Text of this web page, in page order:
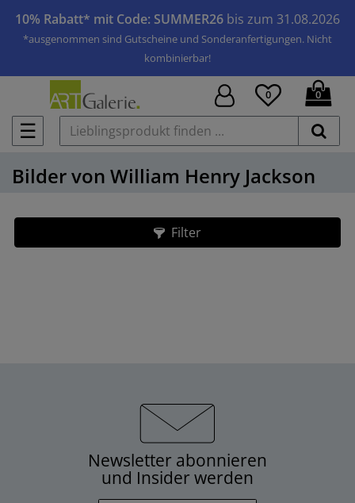
10% Rabatt* mit Code: SUMMER26 bis zum 31.08.2026
*ausgenommen sind Gutscheine und Sonderanfertigungen. Nicht
kombinierbar!
☰
0 0
Bilder von William Henry Jackson
Filter
Newsletter abonnieren
und Insider werden